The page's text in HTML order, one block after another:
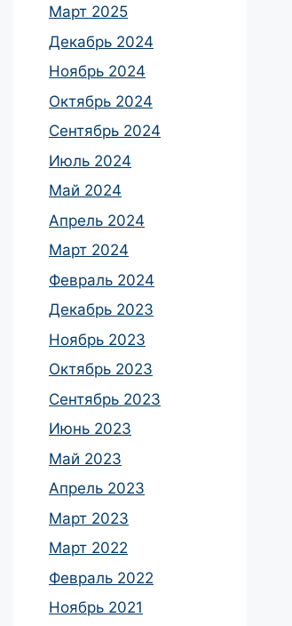
Март 2025
Декабрь 2024
Ноябрь 2024
Октябрь 2024
Сентябрь 2024
Июль 2024
Май 2024
Апрель 2024
Март 2024
Февраль 2024
Декабрь 2023
Ноябрь 2023
Октябрь 2023
Сентябрь 2023
Июнь 2023
Май 2023
Апрель 2023
Март 2023
Март 2022
Февраль 2022
Ноябрь 2021